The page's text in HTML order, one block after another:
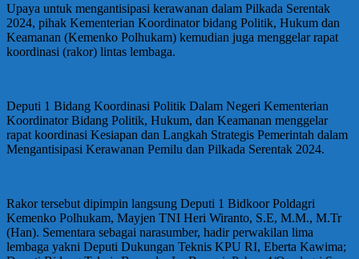
Upaya untuk mengantisipasi kerawanan dalam Pilkada Serentak
2024, pihak Kementerian Koordinator bidang Politik, Hukum dan
Keamanan (Kemenko Polhukam) kemudian juga menggelar rapat
koordinasi (rakor) lintas lembaga.
Deputi 1 Bidang Koordinasi Politik Dalam Negeri Kementerian
Koordinator Bidang Politik, Hukum, dan Keamanan menggelar
rapat koordinasi Kesiapan dan Langkah Strategis Pemerintah dalam
Mengantisipasi Kerawanan Pemilu dan Pilkada Serentak 2024.
Rakor tersebut dipimpin langsung Deputi 1 Bidkoor Poldagri
Kemenko Polhukam, Mayjen TNI Heri Wiranto, S.E, M.M., M.Tr
(Han). Sementara sebagai narasumber, hadir perwakilan lima
lembaga yakni Deputi Dukungan Teknis KPU RI, Eberta Kawima;